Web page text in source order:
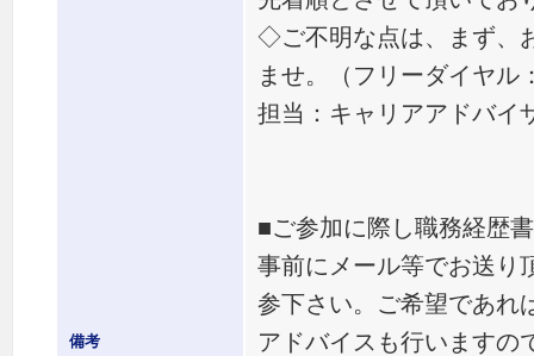
備考
◇ご不明な点は、まず、
ませ。（フリーダイヤル
担当：キャリアアドバ
■ご参加に際し職務経歴
事前にメール等でお送り
参下さい。ご希望であれ
アドバイスも行いますの